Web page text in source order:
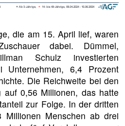
die am 15. April lief, waren
dabei. Dümmel,
Schulz investierten
Unternehmen, 6,4 Prozent
Die Reichweite bei den
auf 0,56 Millionen, das hatte
zur Folge. In der dritten
Millionen Menschen ab drei